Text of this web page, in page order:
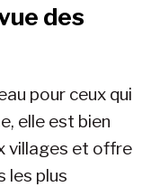
des
pour ceux qui
elle est bien
villages et offre
les plus